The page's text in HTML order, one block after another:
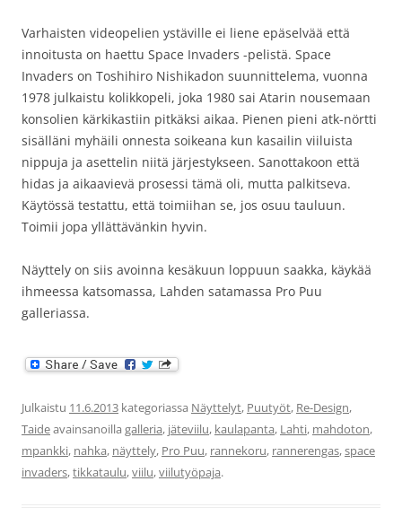
Varhaisten videopelien ystäville ei liene epäselvää että
innoitusta on haettu Space Invaders -pelistä. Space
Invaders on Toshihiro Nishikadon suunnittelema, vuonna
1978 julkaistu kolikkopeli, joka 1980 sai Atarin nousemaan
konsolien kärkikastiin pitkäksi aikaa. Pienen pieni atk-nörtti
sisälläni myhäili onnesta soikeana kun kasailin viiluista
nippuja ja asettelin niitä järjestykseen. Sanottakoon että
hidas ja aikaavievä prosessi tämä oli, mutta palkitseva.
Käytössä testattu, että toimiihan se, jos osuu tauluun.
Toimii jopa yllättävänkin hyvin.
Näyttely on siis avoinna kesäkuun loppuun saakka, käykää
ihmeessa katsomassa, Lahden satamassa Pro Puu
galleriassa.
Julkaistu 11.6.2013 kategoriassa Näyttelyt, Puutyöt, Re-Design,
Taideavainsanoilla galleria, jäteviilu, kaulapanta, Lahti, mahdoton,
mpankki, nahka, näyttely, Pro Puu, rannekoru, rannerengas,space
invaders,tikkataulu,viilu,viilutyöpaja.